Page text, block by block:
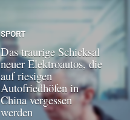
SPORT
Das traurige Schicksal
neuer Elektroautos, die
auf riesigen
Autofriedhöfen in
China vergessen
werden